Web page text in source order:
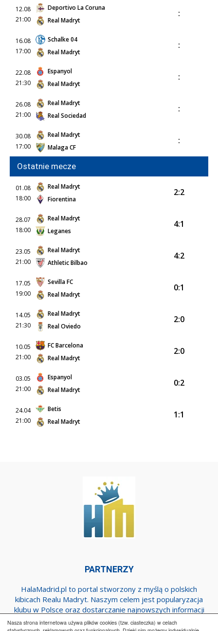
Nasza strona internetowa używa plików cookies (tzw. ciasteczka) w celach
12.08
21:00
Deportivo La Coruna
Real Madryt
:
16.08
17:00
Schalke 04
Real Madryt
:
22.08
21:30
Espanyol
Real Madryt
:
26.08
21:00
Real Madryt
Real Sociedad
:
30.08
17:00
Real Madryt
Malaga CF
:
Ostatnie mecze
01.08
18:00
Real Madryt
Fiorentina
2:2
28.07
18:00
Real Madryt
Leganes
4:1
23.05
21:00
Real Madryt
Athletic Bilbao
4:2
17.05
19:00
Sevilla FC
Real Madryt
0:1
14.05
21:30
Real Madryt
Real Oviedo
2:0
10.05
21:00
FC Barcelona
Real Madryt
2:0
03.05
21:00
Espanyol
Real Madryt
0:2
24.04
21:00
Betis
Real Madryt
1:1
PARTNERZY
HalaMadrid.pl to portal stworzony z myślą o polskich
kibicach Realu Madryt. Naszym celem jest popularyzacja
klubu w Polsce oraz dostarczanie najnowszych informacji
dotyczących zespołu z Estadio Santiago Bernabeu.